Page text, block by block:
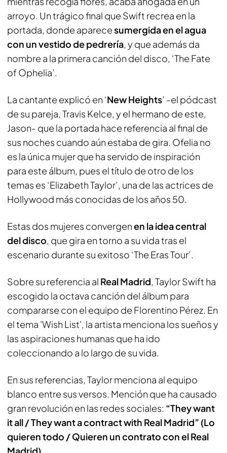
arroyo. Un trágico final que Swift recrea en la
portada, donde aparecesumergida en el agua
con un vestido de pedrería, y que además da
nombre a la primera canción del disco, ‘The Fate
of Ophelia’.
La cantante explicó en ‘New Heights’ -el pódcast
de su pareja, Travis Kelce, y el hermano de este,
Jason- que la portada hace referencia al final de
sus noches cuando aún estaba de gira. Ofelia no
es la única mujer que ha servido de inspiración
para este álbum, pues el título de otro de los
temas es ‘Elizabeth Taylor’, una de las actrices de
Hollywood más conocidas de los años 50.
Estas dos mujeres convergenen la idea central
del disco, que gira en torno a su vida tras el
escenario durante su exitoso ‘The Eras Tour’.
Sobre su referencia al Real Madrid, Taylor Swift ha
escogido la octava canción del álbum para
compararse con el equipo de Florentino Pérez. En
el tema 'Wish List', la artista menciona los sueños y
las aspiraciones humanas que ha ido
coleccionando a lo largo de su vida.
En sus referencias, Taylor menciona al equipo
blanco entre sus versos. Mención que ha causado
gran revolución en las redes sociales: “They want
it all / They want a contract with Real Madrid” (Lo
quieren todo / Quieren un contrato con el Real